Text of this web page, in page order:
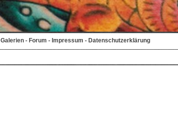
Galerien - Forum - Impressum - Datenschutzerklärung